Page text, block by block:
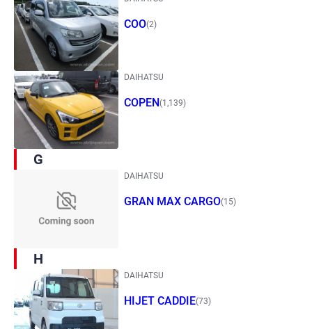
COO(2)
DAIHATSU
COPEN(1,139)
G
DAIHATSU
GRAN MAX CARGO(15)
H
DAIHATSU
HIJET CADDIE(73)